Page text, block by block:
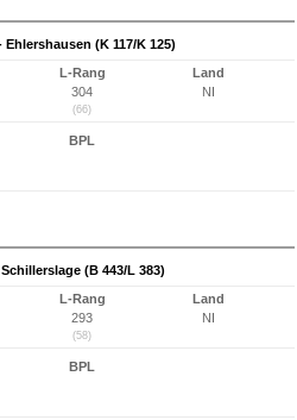
(K 117/K 125)
L-Rang
304
(66)
Land
NI
BPL
(B 443/L 383)
L-Rang
293
(58)
Land
NI
BPL